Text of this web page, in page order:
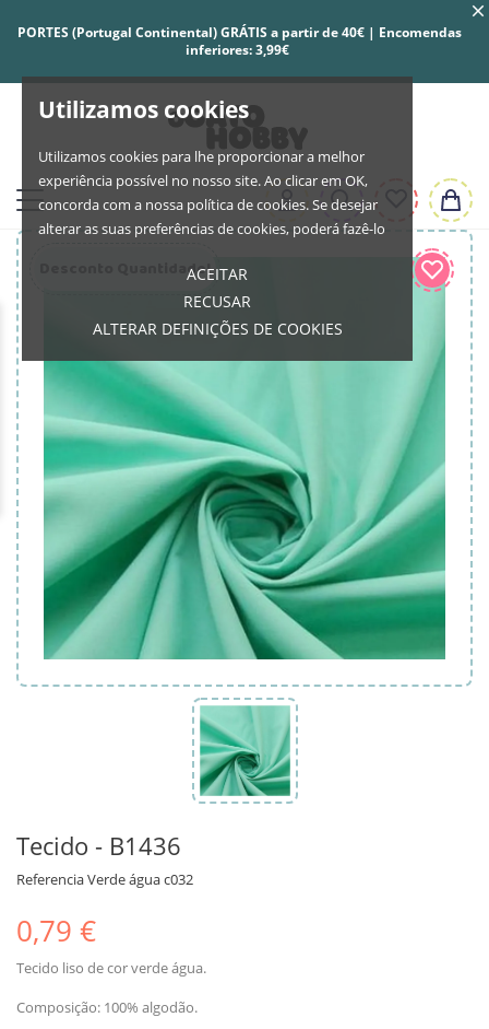
Utilizamos cookies
Utilizamos cookies para lhe proporcionar a melhor
experiência possível no nosso site. Ao clicar em OK,
concorda com a nossa política de cookies. Se desejar
alterar as suas preferências de cookies, poderá fazê-lo
ACEITAR
RECUSAR
ALTERAR DEFINIÇÕES DE COOKIES
PORTES (Portugal Continental) GRÁTIS a partir de 40€ | Encomendas
inferiores: 3,99€
Desconto Quantidade!
Tecido - B1436
ReferenciaVerde água c032
0,79 €
Tecido liso de cor verde água.
Composição: 100% algodão.